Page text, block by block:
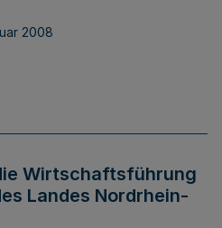
2008
Wirtschaftsführung
Landes Nordrhein-